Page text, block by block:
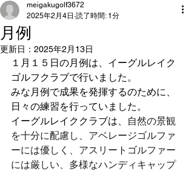
月例
meigakugolf3672
2025年2月4日 読了時間: 1分
更新日： 2025年2月13日
１月１５日の月例は、イーグルレイク
ゴルフクラブで行いました。
みな月例で成果を発揮するのために、
日々の練習を行っていました。
イーグルレイククラブは、
自然の景観
を十分に配慮し、アベレージゴルファ
ーには優しく、アスリートゴルファー
には厳しい、多様なハンディキャップ